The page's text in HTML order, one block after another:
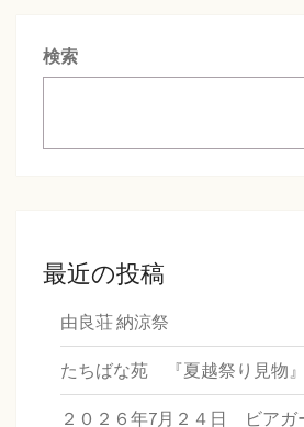
検索
最近の投稿
由良荘 納涼祭
たちばな苑 『夏越祭り見物』
２０２６年7月２４日 ビアガ